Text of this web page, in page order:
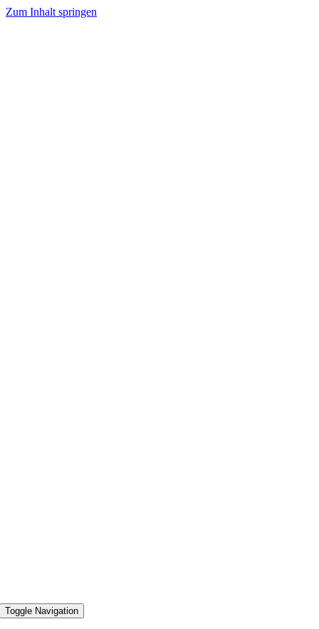
Zum Inhalt springen
Toggle Navigation